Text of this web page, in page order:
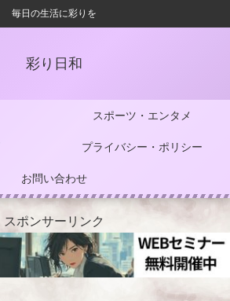
毎日の生活に彩りを
彩り日和
スポーツ・エンタメ
プライバシー・ポリシー
お問い合わせ
スポンサーリンク